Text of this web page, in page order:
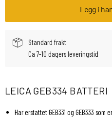
Legg i
Standard frakt
Ca 7-10 dagers leveringstid
LEICA GEB334 BATTERI
Har erstattet GEB331 og GEB333 som